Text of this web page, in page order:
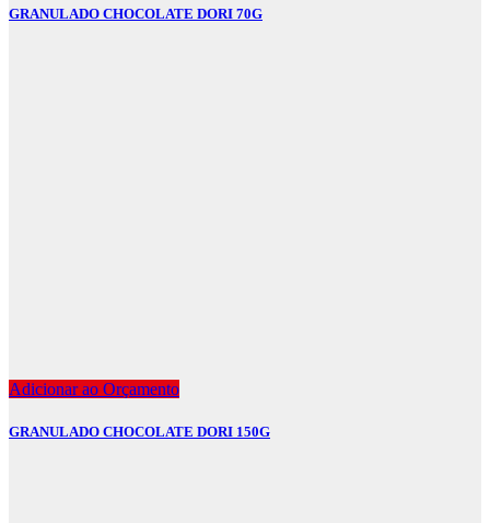
GRANULADO CHOCOLATE DORI 70G
Adicionar ao Orçamento
GRANULADO CHOCOLATE DORI 150G